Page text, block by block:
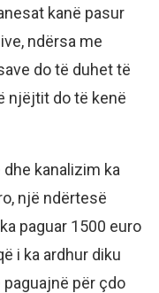
kanë pasur
ndërsa me
do të duhet të
njëjtit do të kenë
kanalizim ka
një ndërtesë
paguar 1500 euro
i ka ardhur diku
për çdo